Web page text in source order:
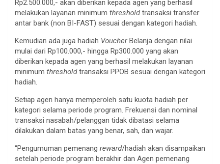
Rp2.500.000,- akan diberikan kepada agen yang berhasil
melakukan layanan minimum thresholdtransaksi transfer
antar bank (non BI-FAST) sesuai dengan kategori hadiah.
Kemudian ada juga hadiah VoucherBelanja dengan nilai
mulai dari Rp100.000,- hingga Rp300.000 yang akan
diberikan kepada agen yang berhasil melakukan layanan
minimum thresholdtransaksi PPOB sesuai dengan kategori
hadiah.
Setiap agen hanya memperoleh satu kuota hadiah per
kategori selama periode program. Frekuensi dan nominal
transaksi nasabah/pelanggan tidak dibatasi selama
dilakukan dalam batas yang benar, sah, dan wajar.
“Pengumuman pemenang reward/hadiah akan disampaikan
setelah periode program berakhir dan Agen pemenang